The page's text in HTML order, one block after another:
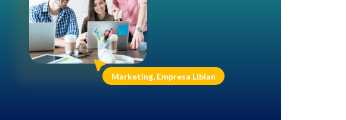
Marketing, Empresa Libian